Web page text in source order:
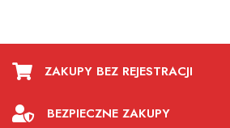
ZAKUPY BEZ REJESTRACJI
BEZPIECZNE ZAKUPY